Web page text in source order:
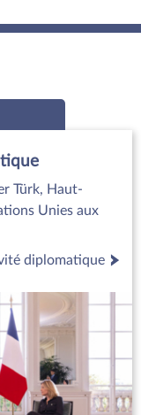
Türk, Haut-
Unies aux
diplomatique